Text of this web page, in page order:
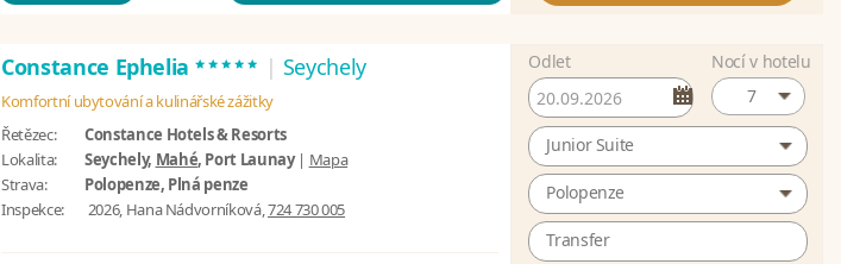
Constance Ephelia ***** | Seychely
Komfortní ubytování a kulinářské zážitky
Řetězec:
Constance Hotels & Resorts
Lokalita:
Seychely, Mahé, Port Launay| Mapa
Strava:
Polopenze, Plná penze
Inspekce:
2026, Hana Nádvorníková,724 730 005
Odlet
Nocí v hotelu
7
Junior Suite
Polopenze
Transfer